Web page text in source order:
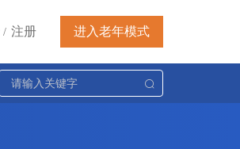
/ 注册 进入老年模式